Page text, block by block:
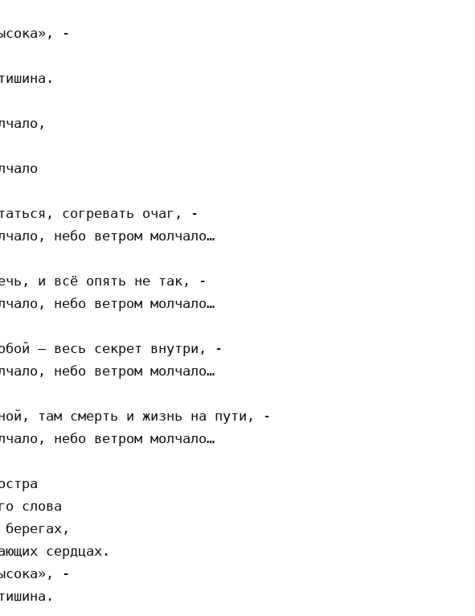
-
согревать очаг, -
небо ветром молчало…
и всё опять не так, -
небо ветром молчало…
– весь секрет внутри, -
небо ветром молчало…
там смерть и жизнь на пути, -
небо ветром молчало…
слова
берегах,
сердцах.
-